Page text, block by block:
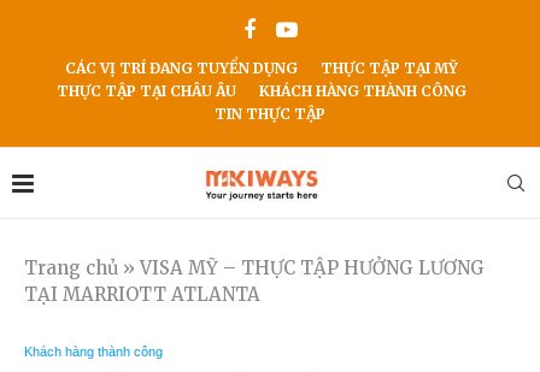
CÁC VỊ TRÍ ĐANG TUYỂN DỤNG
THỰC TẬP TẠI MỸ
THỰC TẬP TẠI CHÂU ÂU
KHÁCH HÀNG THÀNH CÔNG
TIN THỰC TẬP
Trang chủ »VISA MỸ – THỰC TẬP HƯỞNG LƯƠNG
TẠI MARRIOTT ATLANTA
Khách hàng thành công